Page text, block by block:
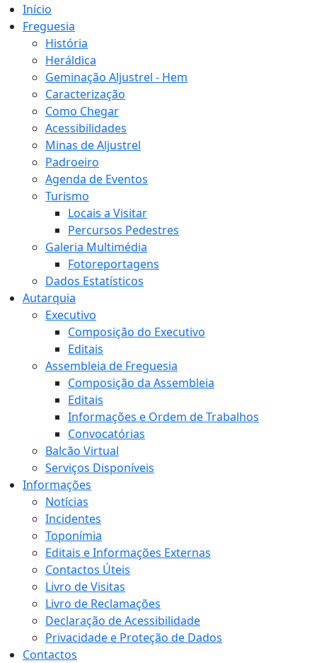
Início
Freguesia
História
Heráldica
Geminação Aljustrel - Hem
Caracterização
Como Chegar
Acessibilidades
Minas de Aljustrel
Padroeiro
Agenda de Eventos
Turismo
Locais a Visitar
Percursos Pedestres
Galeria Multimédia
Fotoreportagens
Dados Estatísticos
Autarquia
Executivo
Composição do Executivo
Editais
Assembleia de Freguesia
Composição da Assembleia
Editais
Informações e Ordem de Trabalhos
Convocatórias
Balcão Virtual
Serviços Disponíveis
Informações
Notícias
Incidentes
Toponímia
Editais e Informações Externas
Contactos Úteis
Livro de Visitas
Livro de Reclamações
Declaração de Acessibilidade
Privacidade e Proteção de Dados
Contactos